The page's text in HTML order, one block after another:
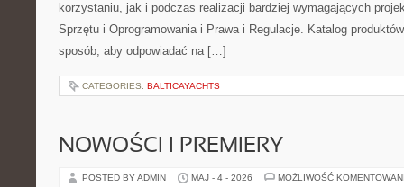
korzystaniu, jak i podczas realizacji bardziej wymagających
Sprzętu i Oprogramowania i Prawa i Regulacje. Katalog
sposób, aby odpowiadać na […]
CATEGORIES: BALTICAYACHTS
NOWOŚCI I PREMIERY
POSTED BY ADMIN MAJ - 4 - 2026 MOŻLIWOŚĆ